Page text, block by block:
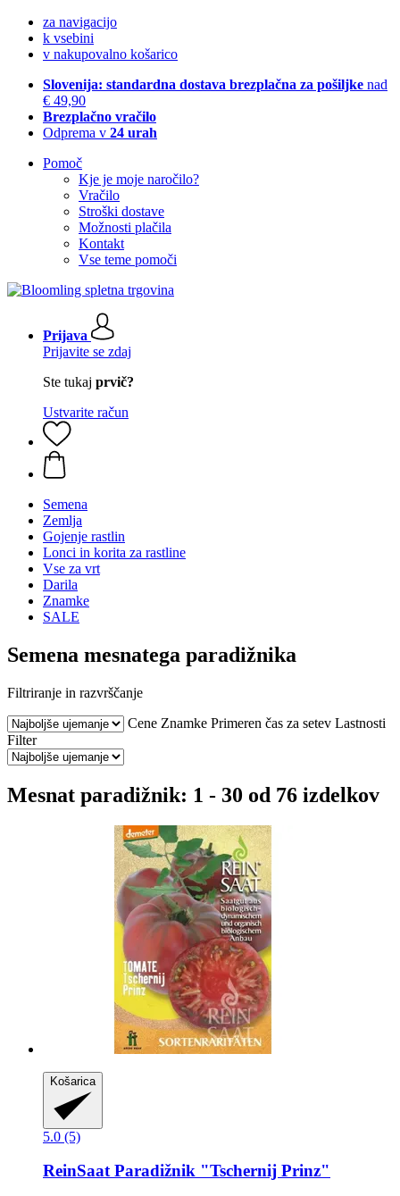
za navigacijo
k vsebini
v nakupovalno košarico
Slovenija: standardna dostava brezplačna za pošiljke nad
€ 49,90
Brezplačno vračilo
Odprema v 24 urah
Pomoč
Kje je moje naročilo?
Vračilo
Stroški dostave
Možnosti plačila
Kontakt
Vse teme pomoči
Prijava
Prijavite se zdaj
Ste tukaj prvič?
Ustvarite račun
Semena
Zemlja
Gojenje rastlin
Lonci in korita za rastline
Vse za vrt
Darila
Znamke
SALE
Semena mesnatega paradižnika
Filtriranje in razvrščanje
Cene Znamke Primeren čas za setev Lastnosti
Filter
Mesnat paradižnik: 1 - 30 od 76 izdelkov
Košarica
5.0 (5)
ReinSaatParadižnik "Tschernij Prinz"